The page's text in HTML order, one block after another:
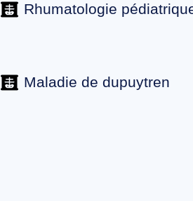
Rhumatologie
Maladie de dupuytren